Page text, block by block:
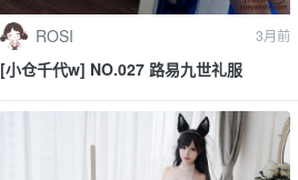
ROSI 3月前
[小仓千代w] NO.027 路易九世礼服